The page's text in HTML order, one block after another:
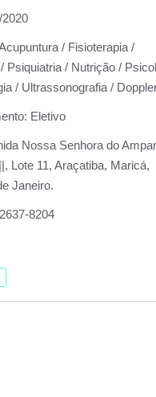
2020
/ Fisioterapia /
Psiquiatria / Nutrição /
/ Ultrassonografia /
Eletivo
Nossa Senhora do
Lote 11, Araçatiba, Maricá,
Janeiro.
8204